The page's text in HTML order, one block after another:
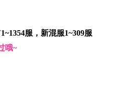
服，新混服1~309服
哦~